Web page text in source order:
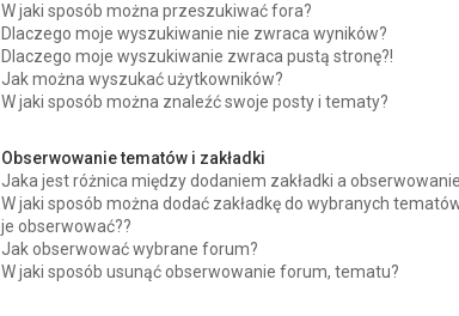
W jaki sposób można przeszukiwać fora?
Dlaczego moje wyszukiwanie nie zwraca wyników?
Dlaczego moje wyszukiwanie zwraca pustą stronę?!
Jak można wyszukać użytkowników?
W jaki sposób można znaleźć swoje posty i tematy?
Obserwowanie tematów i zakładki
Jaka jest różnica między dodaniem zakładki a
W jaki sposób można dodać zakładkę do wybranych
je obserwować??
Jak obserwować wybrane forum?
W jaki sposób usunąć obserwowanie forum, tematu?